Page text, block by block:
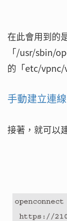
在此會用到的
「/usr/sbin/
的「etc/vpnc/
手動建立連線
接著，就可以